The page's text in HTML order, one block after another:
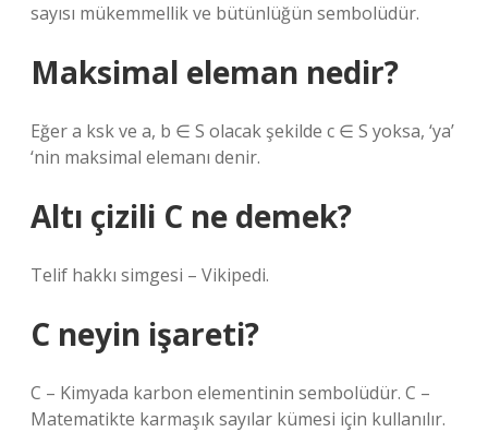
sayısı mükemmellik ve bütünlüğün sembolüdür.
Maksimal eleman nedir?
Eğer a ksk ve a, b ∈ S olacak şekilde c ∈ S yoksa, ‘ya’
‘nin maksimal elemanı denir.
Altı çizili C ne demek?
Telif hakkı simgesi – Vikipedi.
C neyin işareti?
C – Kimyada karbon elementinin sembolüdür. C –
Matematikte karmaşık sayılar kümesi için kullanılır.